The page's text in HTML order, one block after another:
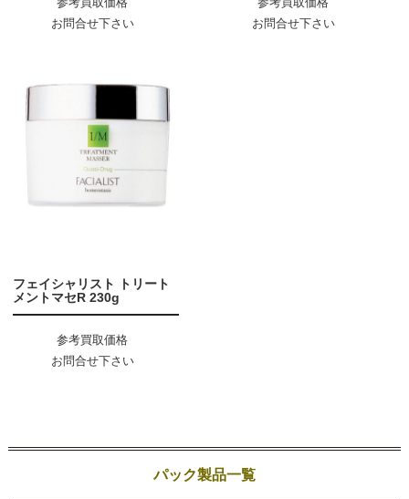
お問合せ下さい
お問合せ下さい
フェイシャリスト トリート
メントマセR 230g
参考買取価格
お問合せ下さい
パック製品一覧